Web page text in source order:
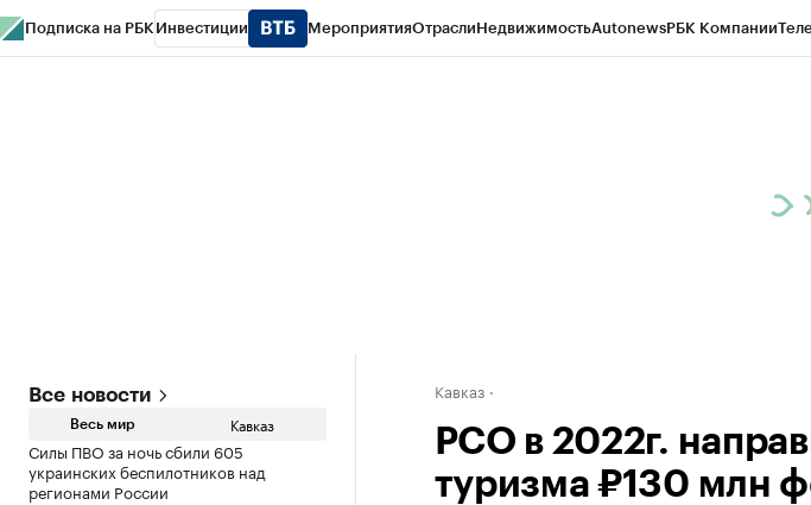
Подписка на РБК Инвестиции МероприятияОтраслиНедвижимостьAutonewsРБК Компании
Все новости
Весь мир Кавказ
Силы ПВО за ночь сбили 605
украинских беспилотников над
регионами России
Кавказ
РСО в 2022г.
туризма ₽130 млн